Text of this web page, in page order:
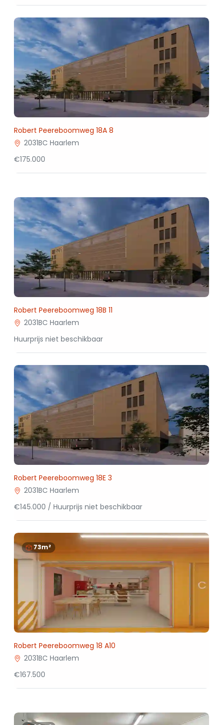
Robert Peereboomweg 18A 8
2031BC Haarlem
€175.000
Robert Peereboomweg 18B 11
2031BC Haarlem
Huurprijs niet beschikbaar
Robert Peereboomweg 18E 3
2031BC Haarlem
€145.000 / Huurprijs niet beschikbaar
73m²
Robert Peereboomweg 18 A10
2031BC Haarlem
€167.500